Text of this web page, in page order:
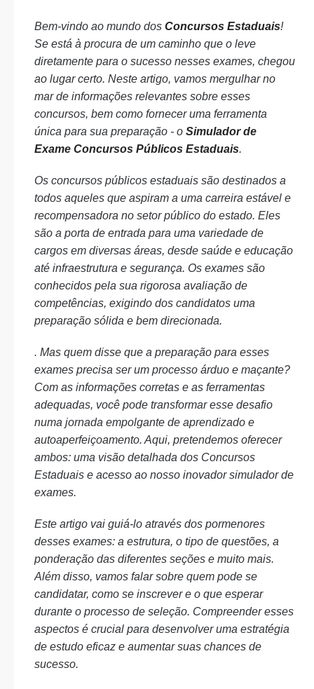
Bem-vindo ao mundo dos Concursos Estaduais!
Se está à procura de um caminho que o leve
diretamente para o sucesso nesses exames, chegou
ao lugar certo. Neste artigo, vamos mergulhar no
mar de informações relevantes sobre esses
concursos, bem como fornecer uma ferramenta
única para sua preparação - o Simulador de
Exame Concursos Públicos Estaduais.
Os concursos públicos estaduais são destinados a
todos aqueles que aspiram a uma carreira estável e
recompensadora no setor público do estado. Eles
são a porta de entrada para uma variedade de
cargos em diversas áreas, desde saúde e educação
até infraestrutura e segurança. Os exames são
conhecidos pela sua rigorosa avaliação de
competências, exigindo dos candidatos uma
preparação sólida e bem direcionada.
. Mas quem disse que a preparação para esses
exames precisa ser um processo árduo e maçante?
Com as informações corretas e as ferramentas
adequadas, você pode transformar esse desafio
numa jornada empolgante de aprendizado e
autoaperfeiçoamento. Aqui, pretendemos oferecer
ambos: uma visão detalhada dos Concursos
Estaduais e acesso ao nosso inovador simulador de
exames.
Este artigo vai guiá-lo através dos pormenores
desses exames: a estrutura, o tipo de questões, a
ponderação das diferentes seções e muito mais.
Além disso, vamos falar sobre quem pode se
candidatar, como se inscrever e o que esperar
durante o processo de seleção. Compreender esses
aspectos é crucial para desenvolver uma estratégia
de estudo eficaz e aumentar suas chances de
sucesso.